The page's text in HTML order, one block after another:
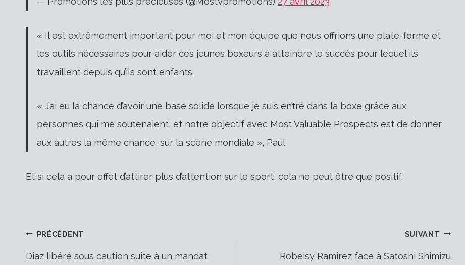
« Il est extrêmement important pour moi et mon équipe que nous offrions une plate-forme et
les outils nécessaires pour aider ces jeunes boxeurs à atteindre le succès pour lequel ils
travaillent depuis qu’ils sont enfants.
« J’ai eu la chance d’avoir une base solide lorsque je suis entré dans la boxe grâce aux
personnes qui me soutenaient, et notre objectif avec Most Valuable Prospects est de donner
aux autres la même chance, sur la scène mondiale », Paul
Et si cela a pour effet d’attirer plus d’attention sur le sport, cela ne peut être que positif.
Navigation
PRÉCÉDENT
Diaz libéré sous caution suite à un mandat
SUIVANT
Robeisy Ramirez face à Satoshi Shimizu